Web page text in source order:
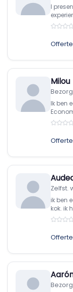
I
Milou
Ik ben
Zelfst.
ik ben
kok. ik